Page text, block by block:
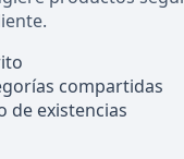
compartidas
de existencias